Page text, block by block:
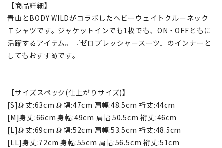
【商品詳細】
青山とBODY WILDがコラボしたヘビーウェイトクルーネック
Ｔシャツです。ジャケットインでも1枚でも、ON・OFFともに
活躍するアイテム。『ゼロプレッシャースーツ』のインナーと
してもおすすめです。
【サイズスペック(仕上がりサイズ)】
[S]身丈:63cm 身幅:47cm 肩幅:48.5cm 裄丈:44cm
[M]身丈:66cm 身幅:49cm 肩幅:50.5cm 裄丈:46cm
[L]身丈:69cm 身幅:52cm 肩幅:53.5cm 裄丈:48.5cm
[LL]身丈:72cm 身幅:55cm 肩幅:56.5cm 裄丈:51cm